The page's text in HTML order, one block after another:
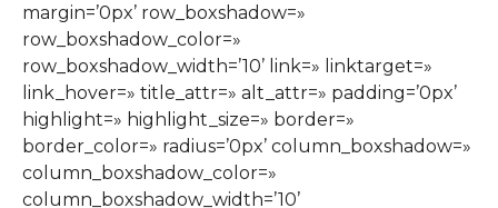
margin=’0px’ row_boxshadow=»
row_boxshadow_color=»
row_boxshadow_width=’10’ link=» linktarget=»
link_hover=» title_attr=» alt_attr=» padding=’0px’
highlight=» highlight_size=» border=»
border_color=» radius=’0px’ column_boxshadow=»
column_boxshadow_color=»
column_boxshadow_width=’10’